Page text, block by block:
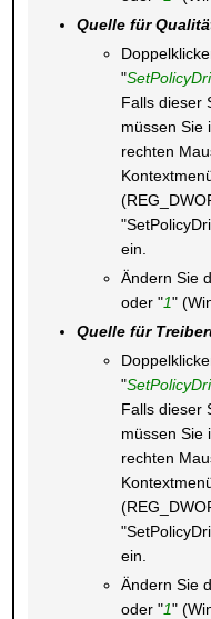
Quelle für
"
Falls dieser
müssen Sie
rechten
ein.
Ändern Sie
oder "1"
Quelle für
"
Falls dieser
müssen Sie
rechten
ein.
Ändern Sie
oder "1"